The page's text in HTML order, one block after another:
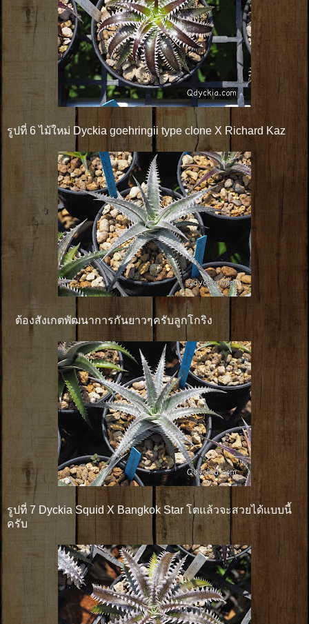
รูปที่ 6 ไม้ใหม่ Dyckia goehringii type clone X Richard Kaz
ต้องสังเกตพัฒนาการกันยาวๆครับลูกโกริง
รูปที่ 7 Dyckia Squid X Bangkok Star โตแล้วจะสวยได้แบบนี้
ครับ